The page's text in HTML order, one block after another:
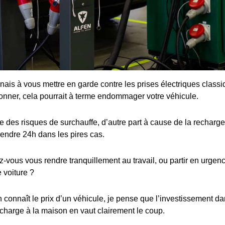
à vous mettre en garde contre les prises électriques
cela pourrait à terme endommager votre véhicule.
des risques de surchauffe, d’autre part à cause de la
24h dans les pires cas.
vous vous rendre tranquillement au travail, ou partir en
voiture ?
connaît le prix d’un véhicule, je pense que l’investissement
à la maison en vaut clairement le coup.